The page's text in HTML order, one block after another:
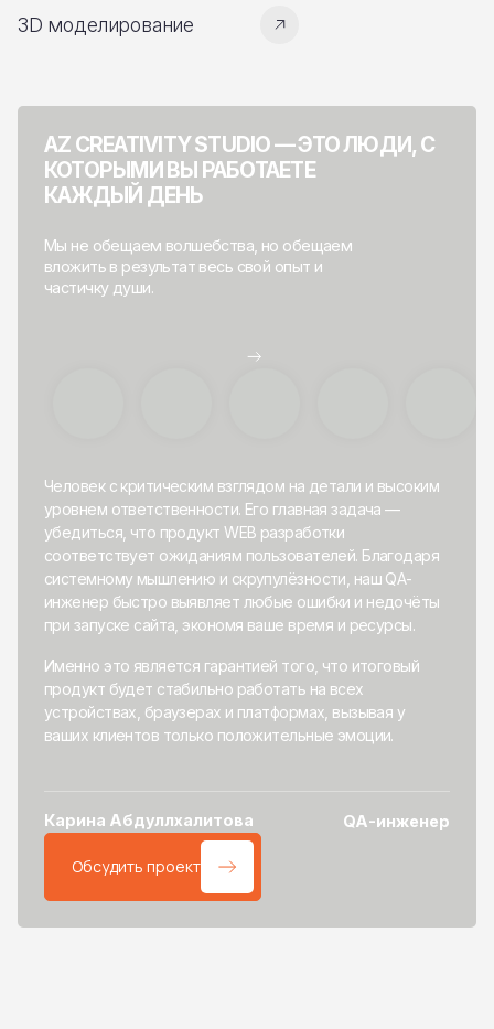
3D моделирование
AZ CREATIVITY STUDIO — ЭТО ЛЮДИ, С
КОТОРЫМИ ВЫ РАБОТАЕТЕ
КАЖДЫЙ ДЕНЬ
Мы не обещаем волшебства, но обещаем
вложить в результат весь свой опыт и
частичку души.
Человек с критическим взглядом на детали и высоким
уровнем ответственности. Его главная задача —
убедиться, что продукт WEB разработки
соответствует ожиданиям пользователей. Благодаря
системному мышлению и скрупулёзности, наш QA-
инженер быстро выявляет любые ошибки и недочёты
при запуске сайта, экономя ваше время и ресурсы.
Именно это является гарантией того, что итоговый
продукт будет стабильно работать на всех
устройствах, браузерах и платформах, вызывая у
ваших клиентов только положительные эмоции.
Карина Абдуллхалитова QA-инженер
Обсудить проект